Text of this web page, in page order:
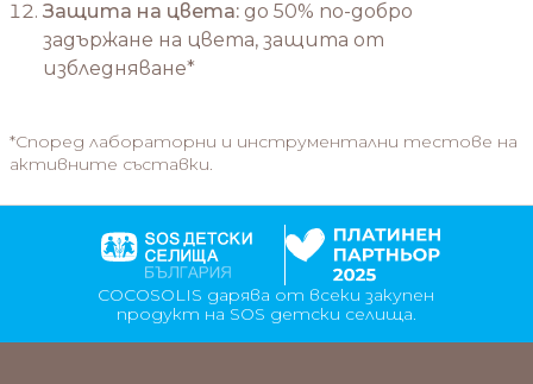
Защита на цвета: до 50% по-добро
задържане на цвета, защита от
избледняване*
*Според лабораторни и инструментални тестове на
активните съставки.
COCOSOLIS дарява от всеки закупен
продукт на SOS детски селища.